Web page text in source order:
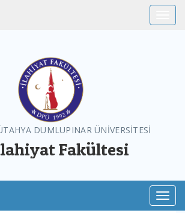
DUMLUPINAR ÜNİVERSİTESİ
Fakültesi